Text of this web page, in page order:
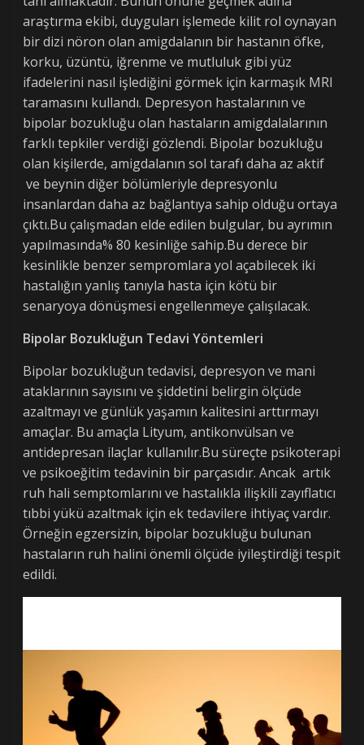
araştırma ekibi, duyguları işlemede kilit rol oynayan
bir dizi nöron olan amigdalanın bir hastanın öfke,
korku, üzüntü, iğrenme ve mutluluk gibi yüz
ifadelerini nasıl işlediğini görmek için karmaşık MRI
taramasını kullandı. Depresyon hastalarının ve
bipolar bozukluğu olan hastaların amigdalalarının
farklı tepkiler verdiği gözlendi. Bipolar bozukluğu
olan kişilerde, amigdalanın sol tarafı daha az aktif
ve beynin diğer bölümleriyle depresyonlu
insanlardan daha az bağlantıya sahip olduğu ortaya
çıktı.Bu çalışmadan elde edilen bulgular, bu ayrımın
yapılmasında% 80 kesinliğe sahip.Bu derece bir
kesinlikle benzer sempromlara yol açabilecek iki
hastalığın yanlış tanıyla hasta için kötü bir
senaryoya dönüşmesi engellenmeye çalışılacak.
Bipolar Bozukluğun Tedavi Yöntemleri
Bipolar bozukluğun tedavisi, depresyon ve mani
ataklarının sayısını ve şiddetini belirgin ölçüde
azaltmayı ve günlük yaşamın kalitesini arttırmayı
amaçlar. Bu amaçla Lityum, antikonvülsan ve
antidepresan ilaçlar kullanılır.Bu süreçte psikoterapi
ve psikoeğitim tedavinin bir parçasıdır. Ancak artık
ruh hali semptomlarını ve hastalıkla ilişkili zayıflatıcı
tıbbi yükü azaltmak için ek tedavilere ihtiyaç vardır.
Örneğin egzersizin, bipolar bozukluğu bulunan
hastaların ruh halini önemli ölçüde iyileştirdiği tespit
edildi.